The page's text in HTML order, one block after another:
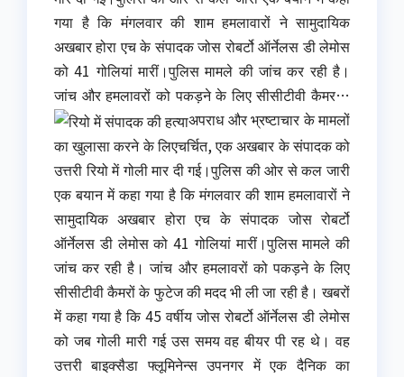
गया है कि मंगलवार की शाम हमलावारों ने सामुदायिक
अखबार होरा एच के संपादक जोस रोबर्टो ऑर्नेलस डी लेमोस
को 41 गोलियां मारीं।पुलिस मामले की जांच कर रही है।
जांच और हमलावरों को पकड़ने के लिए सीसीटीवी कैमर…
अपराध और भ्रष्टाचार के मामलों
का खुलासा करने के लिएचर्चित, एक अखबार के संपादक को
उत्तरी रियो में गोली मार दी गई।पुलिस की ओर से कल जारी
एक बयान में कहा गया है कि मंगलवार की शाम हमलावारों ने
सामुदायिक अखबार होरा एच के संपादक जोस रोबर्टो
ऑर्नेलस डी लेमोस को 41 गोलियां मारीं।पुलिस मामले की
जांच कर रही है। जांच और हमलावरों को पकड़ने के लिए
सीसीटीवी कैमरों के फुटेज की मदद भी ली जा रही है। खबरों
में कहा गया है कि 45 वर्षीय जोस रोबर्टो ऑर्नेलस डी लेमोस
को जब गोली मारी गई उस समय वह बीयर पी रह थे। वह
उत्तरी बाइक्सैडा फ्लूमिनेन्स उपनगर में एक दैनिक का